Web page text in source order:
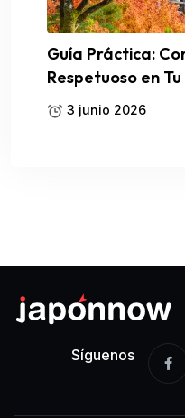
Guía Práctica:
Respetuoso en
3 junio 2026
Síguenos